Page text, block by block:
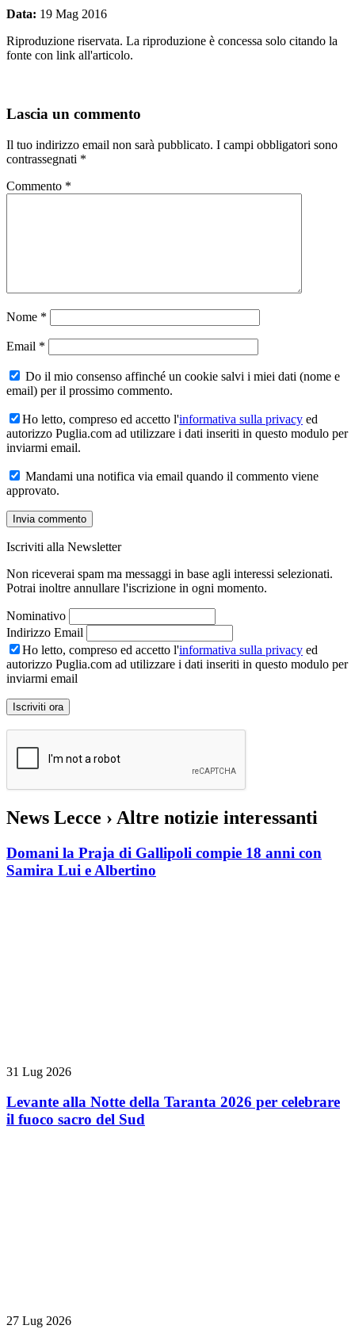
Data: 19 Mag 2016
Riproduzione riservata. La riproduzione è concessa solo citando la
fonte con link all'articolo.
Lascia un commento
Il tuo indirizzo email non sarà pubblicato. I campi obbligatori sono
contrassegnati *
Commento *
Nome *
Email *
Do il mio consenso affinché un cookie salvi i miei dati (nome e
email) per il prossimo commento.
Ho letto, compreso ed accetto l'informativa sulla privacy ed
autorizzo Puglia.com ad utilizzare i dati inseriti in questo modulo per
inviarmi email.
Mandami una notifica via email quando il commento viene
approvato.
Iscriviti alla Newsletter
Non riceverai spam ma messaggi in base agli interessi selezionati.
Potrai inoltre annullare l'iscrizione in ogni momento.
Nominativo
Indirizzo Email
Ho letto, compreso ed accetto l'informativa sulla privacy ed
autorizzo Puglia.com ad utilizzare i dati inseriti in questo modulo per
inviarmi email
News Lecce › Altre notizie interessanti
Domani la Praja di Gallipoli compie 18 anni con
Samira Lui e Albertino
31 Lug 2026
Levante alla Notte della Taranta 2026 per celebrare
il fuoco sacro del Sud
27 Lug 2026